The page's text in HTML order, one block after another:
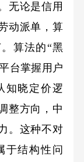
无论是信用
动派单，算
算法的“黑
台掌握用户
知晓定价逻
整方向，中
。这种不对
于结构性问